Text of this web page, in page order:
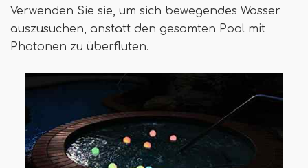
Verwenden Sie sie, um sich bewegendes Wasser
auszusuchen, anstatt den gesamten Pool mit
Photonen zu überfluten.